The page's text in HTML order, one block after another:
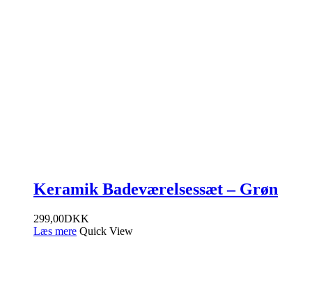
Keramik Badeværelsessæt – Grøn
299,00DKK
Læs mere Quick View